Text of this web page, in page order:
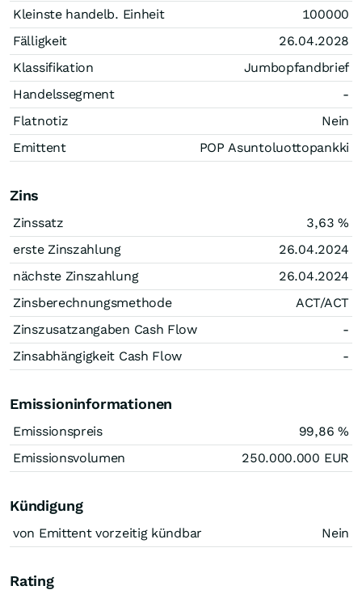
Kleinste handelb. Einheit
100000
Fälligkeit
26.04.2028
Klassifikation
Jumbopfandbrief
Handelssegment
-
Flatnotiz
Nein
Emittent
POP Asuntoluottopankki
Zins
Zinssatz 3,63 %
erste Zinszahlung
26.04.2024
nächste Zinszahlung
26.04.2024
Zinsberechnungsmethode
ACT/ACT
Zinszusatzangaben Cash Flow
-
Zinsabhängigkeit Cash Flow
-
Emissioninformationen
Emissionspreis 99,86 %
Emissionsvolumen
250.000.000 EUR
Kündigung
von Emittent vorzeitig kündbar Nein
Rating